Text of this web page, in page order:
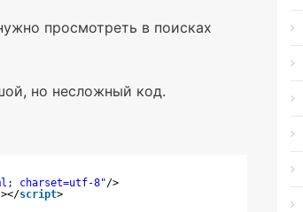
просмотреть в поисках
но несложный код.
charset=utf-8"/>
></script>